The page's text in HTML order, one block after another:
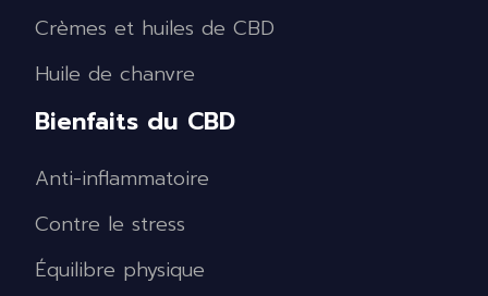
Crèmes et huiles de CBD
Huile de chanvre
Bienfaits du CBD
Anti-inflammatoire
Contre le stress
Équilibre physique